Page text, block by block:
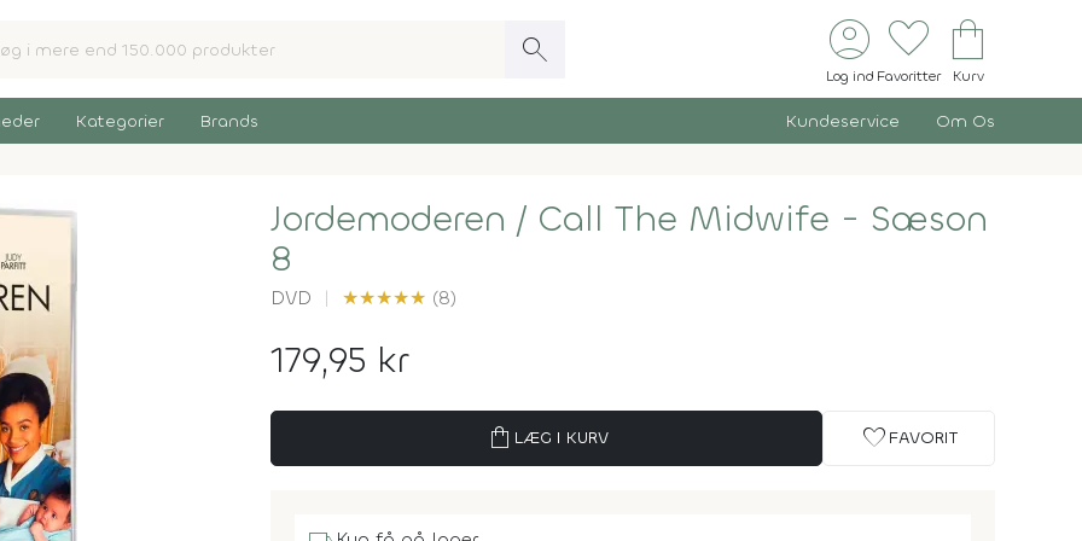
search account_circle
Log ind
favorite
Favoritter
shopping_bag
Kurv
Kategorier Brands Kundeservice Om Os
Jordemoderen / Call The Midwife - Sæson
8
DVD ★★★★★ (8)
179,95 kr
shopping_bag LÆG I KURV favorite FAVORIT